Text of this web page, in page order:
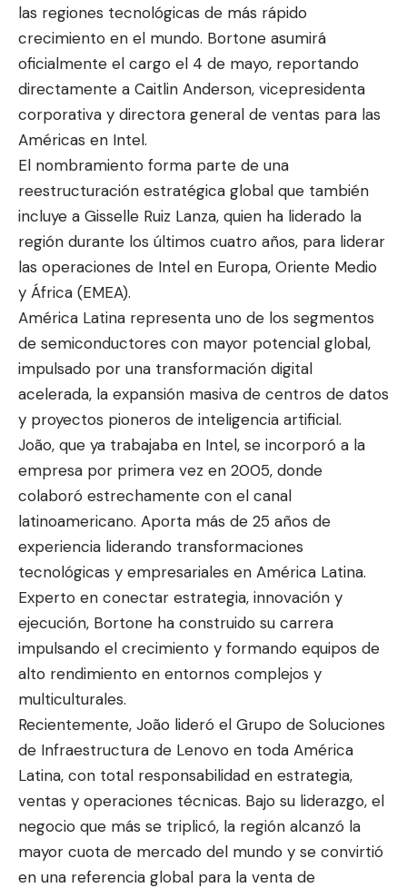
las regiones tecnológicas de más rápido
crecimiento en el mundo. Bortone asumirá
oficialmente el cargo el 4 de mayo, reportando
directamente a Caitlin Anderson, vicepresidenta
corporativa y directora general de ventas para las
Américas en Intel.
El nombramiento forma parte de una
reestructuración estratégica global que también
incluye a Gisselle Ruiz Lanza, quien ha liderado la
región durante los últimos cuatro años, para liderar
las operaciones de Intel en Europa, Oriente Medio
y África (EMEA).
América Latina representa uno de los segmentos
de semiconductores con mayor potencial global,
impulsado por una transformación digital
acelerada, la expansión masiva de centros de datos
y proyectos pioneros de inteligencia artificial.
João, que ya trabajaba en Intel, se incorporó a la
empresa por primera vez en 2005, donde
colaboró estrechamente con el canal
latinoamericano. Aporta más de 25 años de
experiencia liderando transformaciones
tecnológicas y empresariales en América Latina.
Experto en conectar estrategia, innovación y
ejecución, Bortone ha construido su carrera
impulsando el crecimiento y formando equipos de
alto rendimiento en entornos complejos y
multiculturales.
Recientemente, João lideró el Grupo de Soluciones
de Infraestructura de Lenovo en toda América
Latina, con total responsabilidad en estrategia,
ventas y operaciones técnicas. Bajo su liderazgo, el
negocio que más se triplicó, la región alcanzó la
mayor cuota de mercado del mundo y se convirtió
en una referencia global para la venta de